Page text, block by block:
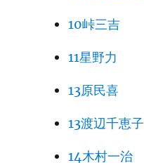
10峠三吉
11星野力
13原民喜
13渡辺千恵子
14木村一治